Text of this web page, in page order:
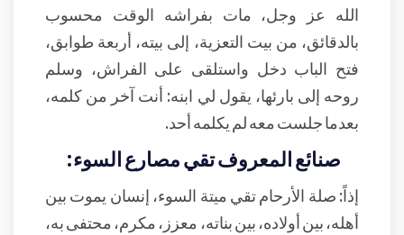
الله عز وجل، مات بفراشه الوقت محسوب
بالدقائق، من بيت التعزية، إلى بيته، أربعة طوابق،
فتح الباب دخل واستلقى على الفراش، وسلم
روحه إلى بارئها، يقول لي ابنه: أنت آخر من كلمه،
بعدما جلست معه لم يكلمه أحد.
صنائع المعروف تقي مصارع السوء:
إذاً: صلة الأرحام تقي ميتة السوء، إنسان يموت بين
أهله، بين أولاده، بين بناته، معزز، مكرم، محتفى به،